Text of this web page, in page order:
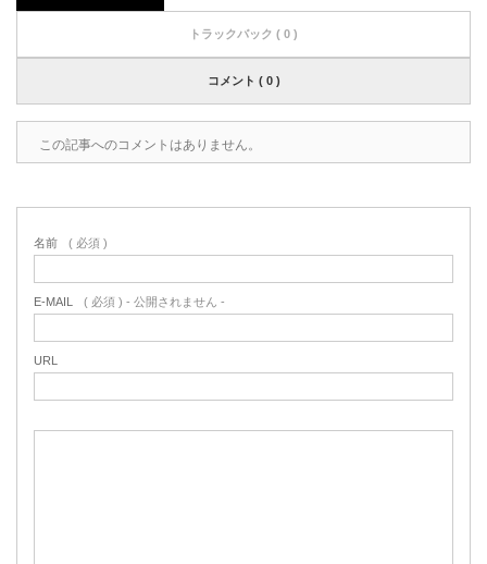
トラックバック ( 0 )
コメント ( 0 )
この記事へのコメントはありません。
名前 ( 必須 )
E-MAIL ( 必須 ) - 公開されません -
URL